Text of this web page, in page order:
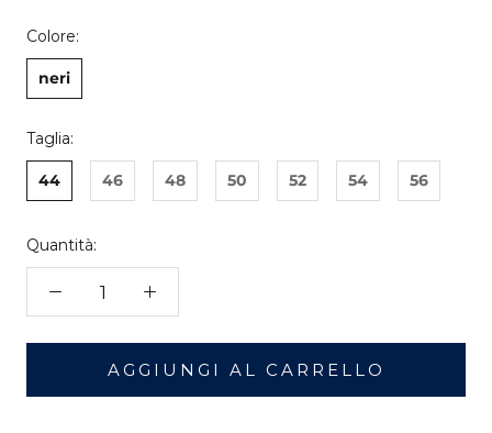
Colore:
neri
Taglia:
44 46 48 50 52 54 56
Quantità:
AGGIUNGI AL CARRELLO